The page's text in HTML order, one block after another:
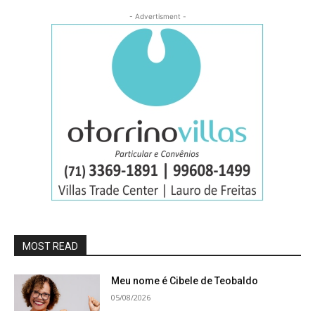
- Advertisment -
MOST READ
Meu nome é Cibele de Teobaldo
05/08/2026